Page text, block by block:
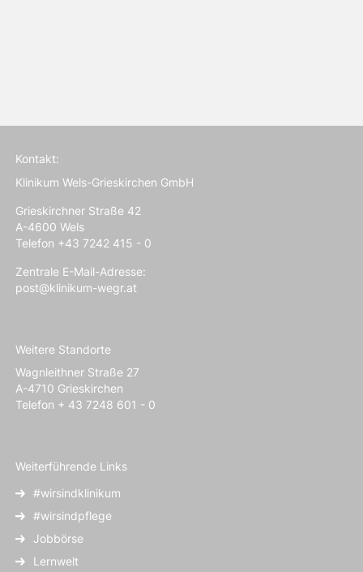
Kontakt:
Klinikum Wels-Grieskirchen GmbH
Grieskirchner Straße 42
A-4600 Wels
Telefon +43 7242 415 - 0
Zentrale E-Mail-Adresse:
post@klinikum-wegr.at
Weitere Standorte
Wagnleithner Straße 27
A-4710 Grieskirchen
Telefon + 43 7248 601 - 0
Weiterführende Links
#wirsindklinikum
#wirsindpflege
Jobbörse
Lernwelt